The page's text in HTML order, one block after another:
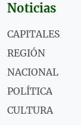
Noticias
CAPITALES
REGIÓN
NACIONAL
POLÍTICA
CULTURA